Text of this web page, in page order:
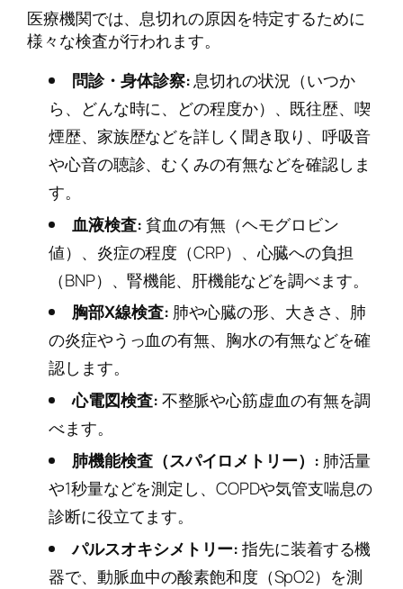
医療機関では、息切れの原因を特定するために
様々な検査が行われます。
問診・身体診察:息切れの状況（いつか
ら、どんな時に、どの程度か）、既往歴、喫
煙歴、家族歴などを詳しく聞き取り、呼吸音
や心音の聴診、むくみの有無などを確認しま
す。
血液検査:貧血の有無（ヘモグロビン
値）、炎症の程度（CRP）、心臓への負担
（BNP）、腎機能、肝機能などを調べます。
胸部X線検査: 肺や心臓の形、大きさ、肺
の炎症やうっ血の有無、胸水の有無などを確
認します。
心電図検査:不整脈や心筋虚血の有無を調
べます。
肺機能検査（スパイロメトリー）: 肺活量
や1秒量などを測定し、COPDや気管支喘息の
診断に役立てます。
パルスオキシメトリー:指先に装着する機
器で、動脈血中の酸素飽和度（SpO2）を測